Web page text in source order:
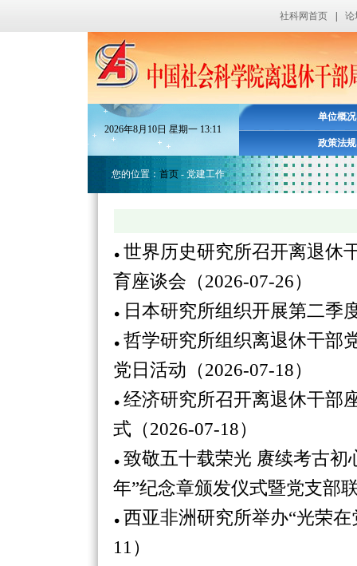
社科网首页 论
2026年8月 10日星期一 13:11
单位概况
政策法规
您的位置： 首页 - 党建工作
世界历史研究所召开离退休
育座谈会（2026-07-26）
日本研究所组织开展第二季
哲学研究所组织离退休干部
党日活动（2026-07-18）
经济研究所召开离退休干部
式（2026-07-18）
致敬五十载荣光 赓续考古
年”纪念章颁发仪式暨党支部
西亚非洲研究所举办“光荣
11）